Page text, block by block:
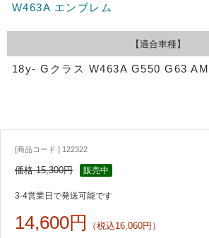
W463A エンブレム
【適合車種】
18y- Gクラス W463A G550 G63
[商品コード ] 122322
価格 15,300円 販売中
3-4営業日で発送可能です
14,600円 （税込16,060円）